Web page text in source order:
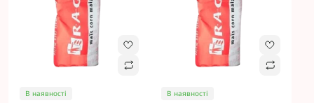
В наявності В наявності